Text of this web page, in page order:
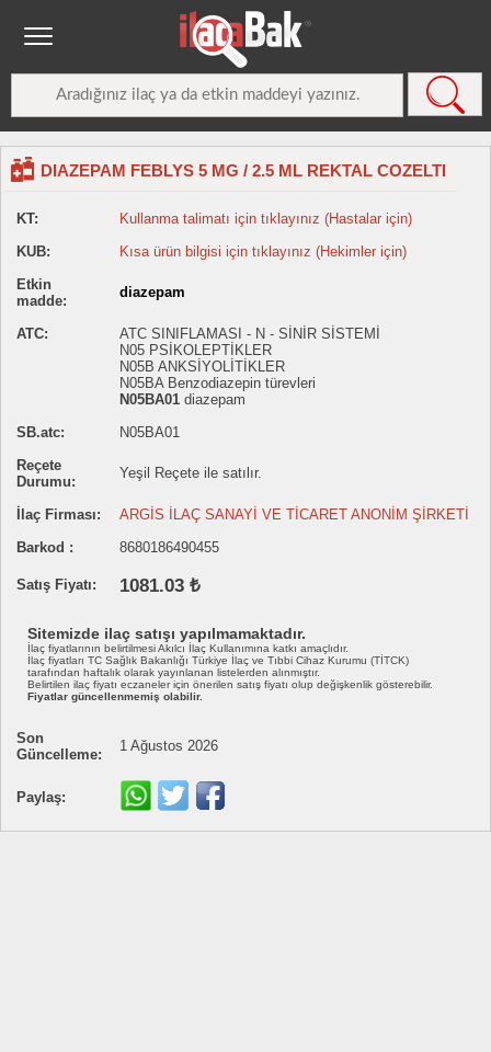
DIAZEPAM FEBLYS 5 MG / 2.5 ML REKTAL COZELTI
KT:
Kullanma talimatı için tıklayınız (Hastalar için)
KUB:
Kısa ürün bilgisi için tıklayınız (Hekimler için)
Etkin
madde:
diazepam
ATC:
ATC SINIFLAMASI - N - SİNİR SİSTEMİ
N05 PSİKOLEPTİKLER
N05B ANKSİYOLİTİKLER
N05BA Benzodiazepin türevleri
N05BA01 diazepam
SB.atc:
N05BA01
Reçete
Durumu:
Yeşil Reçete ile satılır.
İlaç Firması:
ARGİS İLAÇ SANAYİ VE TİCARET ANONİM ŞİRKETİ
Barkod :
8680186490455
Satış Fiyatı: 1081.03 ₺
Sitemizde ilaç satışı yapılmamaktadır.
İlaç fiyatlarının belirtilmesi Akılcı İlaç Kullanımına katkı amaçlıdır.
İlaç fiyatları TC Sağlık Bakanlığı Türkiye İlaç ve Tıbbi Cihaz Kurumu (TİTCK)
tarafından haftalık olarak yayınlanan listelerden alınmıştır.
Belirtilen ilaç fiyatı eczaneler için önerilen satış fiyatı olup değişkenlik gösterebilir.
Fiyatlar güncellenmemiş olabilir.
Son
Güncelleme:
1 Ağustos 2026
Paylaş: